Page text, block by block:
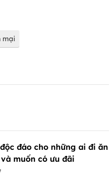
mại
đáo cho những ai đi ăn
muốn có ưu đãi